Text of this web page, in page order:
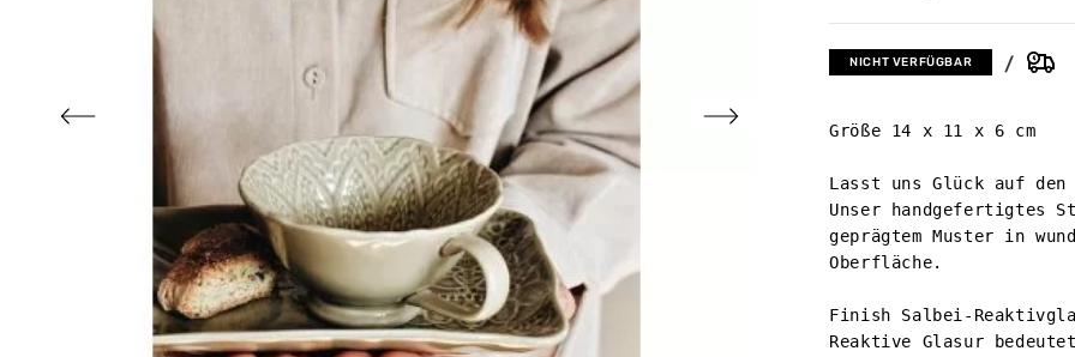
NICHT VERFÜGBAR
Größe 14 x 11 x 6 cm
Lasst uns Glück auf
Unser handgefertigtes
geprägtem Muster in
Oberfläche.
Finish Salbei-
Reaktive Glasur